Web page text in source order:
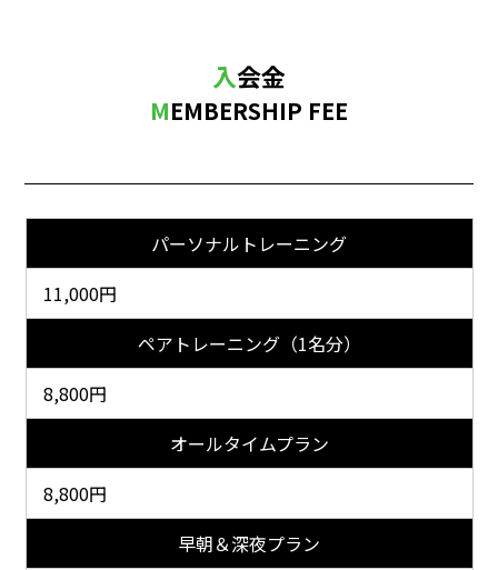
入会金
MEMBERSHIP FEE
パーソナルトレーニング
11,000円
ペアトレーニング（1名分）
8,800円
オールタイムプラン
8,800円
早朝＆深夜プラン